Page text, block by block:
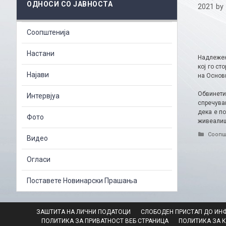
2021 by
кој го
на
дека е
ОДНОСИ СО ЈАВНОСТА
Соопштенија
Настани
Најави
Интервјуа
Фото
Видео
Огласи
Поставете Новинарски Прашања
ЗАШТИТА НА ЛИЧНИ ПОДАТОЦИ СЛОБОДЕН ПРИСТАП ДО
ПОЛИТИКА ЗА ПРИВАТНОСТ ВЕБ СТРАНИЦА
ПОЛИТИКА ЗА